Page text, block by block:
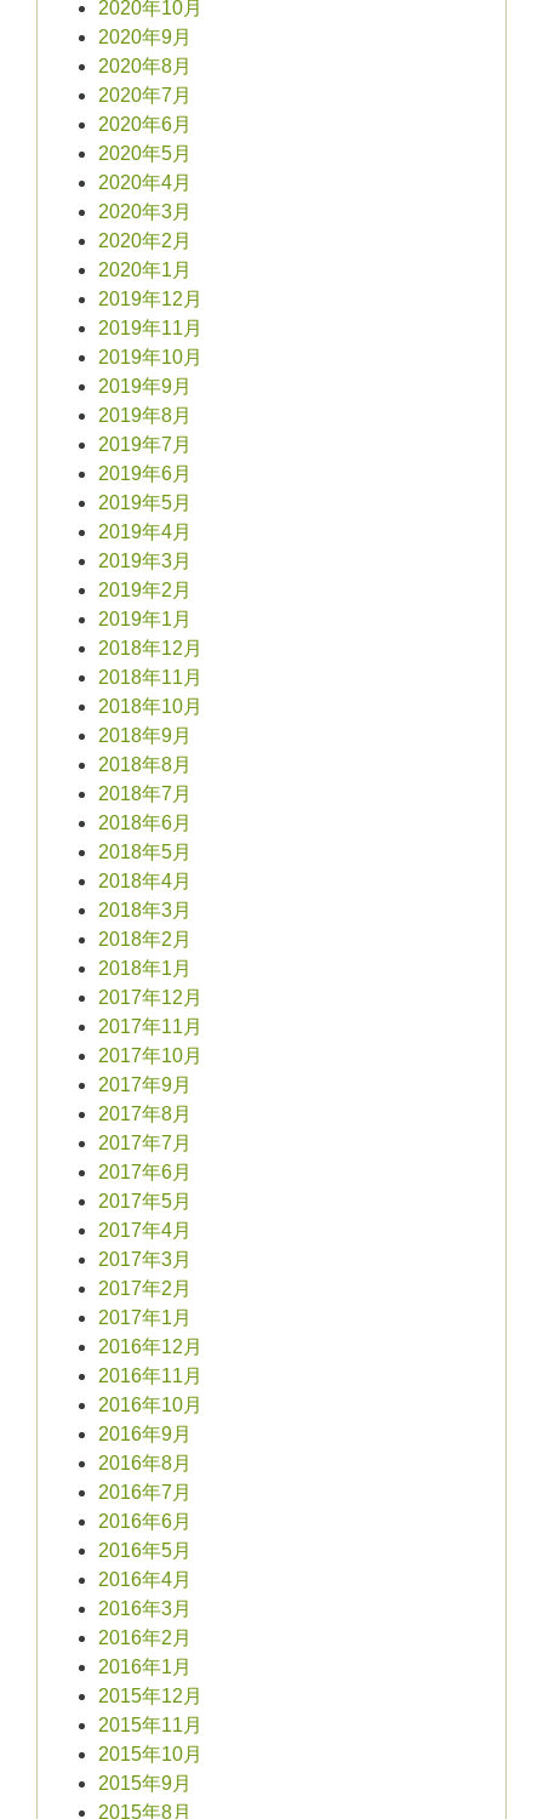
2020年10月
2020年9月
2020年8月
2020年7月
2020年6月
2020年5月
2020年4月
2020年3月
2020年2月
2020年1月
2019年12月
2019年11月
2019年10月
2019年9月
2019年8月
2019年7月
2019年6月
2019年5月
2019年4月
2019年3月
2019年2月
2019年1月
2018年12月
2018年11月
2018年10月
2018年9月
2018年8月
2018年7月
2018年6月
2018年5月
2018年4月
2018年3月
2018年2月
2018年1月
2017年12月
2017年11月
2017年10月
2017年9月
2017年8月
2017年7月
2017年6月
2017年5月
2017年4月
2017年3月
2017年2月
2017年1月
2016年12月
2016年11月
2016年10月
2016年9月
2016年8月
2016年7月
2016年6月
2016年5月
2016年4月
2016年3月
2016年2月
2016年1月
2015年12月
2015年11月
2015年10月
2015年9月
2015年8月